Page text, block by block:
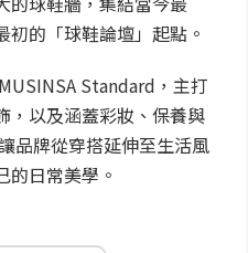
的「球鞋論壇」起點。
Standard，主打
，以及涵蓋彩妝、保養與
品牌從穿搭延伸至生活風
的日常美學。